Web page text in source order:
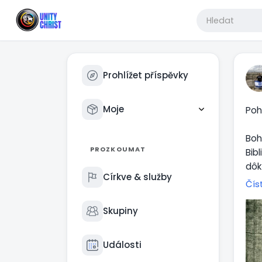
Prohlížet příspěvky
Moje
PROZKOUMAT
Církve & služby
Skupiny
Události